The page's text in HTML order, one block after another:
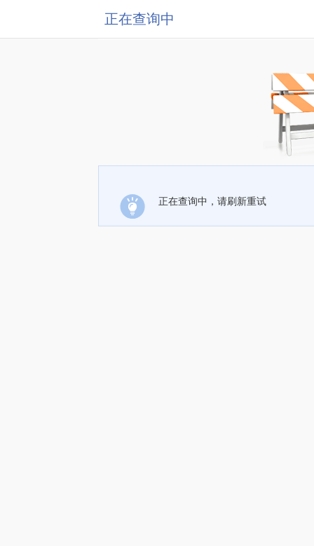
正在查询中
正在查询中，请刷新重试